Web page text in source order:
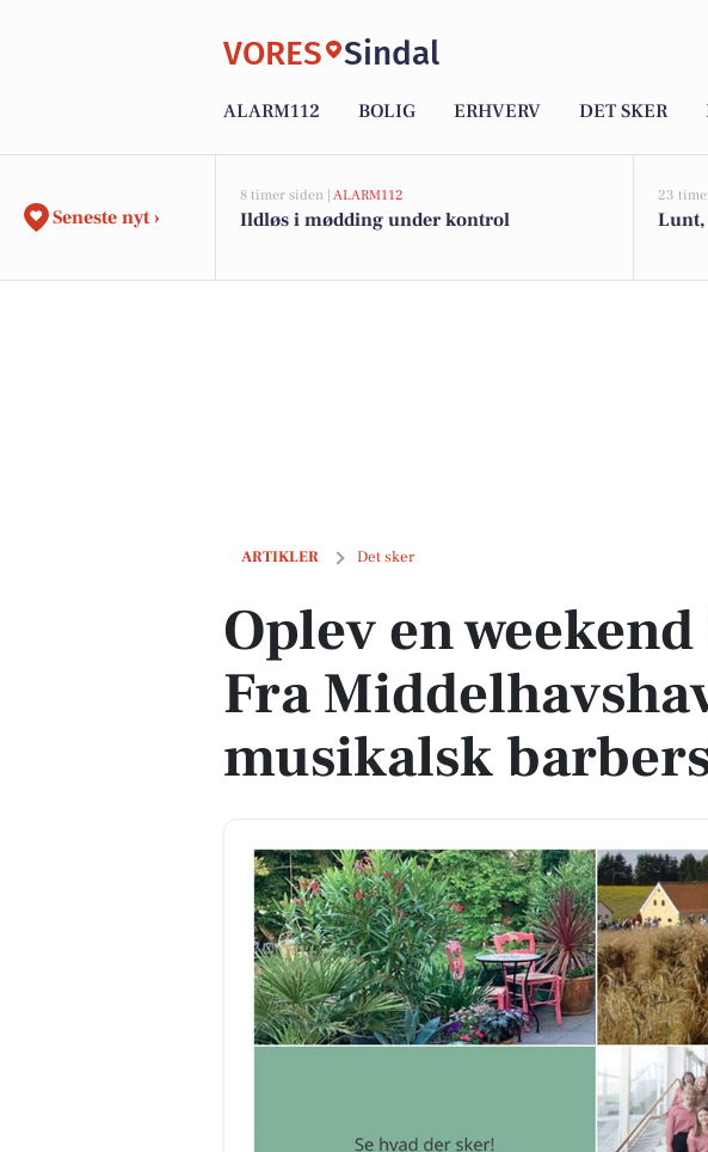
VORES Sindal
ALARM112 BOLIG ERHVERV DET SKER
Seneste nyt ›
8 timer siden | ALARM112
Ildløs i mødding under kontrol
23
Lunt,
ARTIKLER Det sker
Oplev en weekend i Sindal: Fra Middelhavshaver til musikalsk
Oplev en
Fra
musikalsk